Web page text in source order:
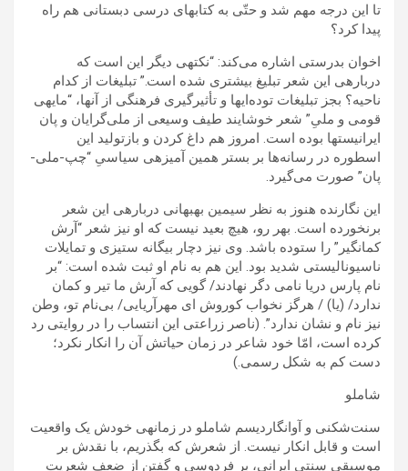
تا این درجه مهم شد و حتّی به کتابهای درسی دبستانی هم راه
پیدا کرد؟
اخوان بدرستی اشاره می‌کند: “نکته‍ی دیگر این است که
درباره‍ی این شعر تبلیغ بیشتری شده است.” تبلیغات از کدام
ناحیه؟ بجز تبلیغات توده‌ایها و تأثیرگیری فرهنگی از آنها، “مایه‍ی
قومی و ملیِ” شعر خوشایند طیف وسیعی از ملی‌گرایان و پان
ایرانیستها بوده است. امروز هم داغ کردن و بازتولید این
اسطوره در رسانه‌ها بر بستر همین آمیزه‍ی سیاسیِ “چپ-ملی-
پان” صورت می‌گیرد.
این نگارنده هنوز به نظر سیمین بهبهانی درباره‍ی این شعر
برنخورده است. بهر رو، هیچ بعید نیست که او نیز شعر “آرش
کمانگیر” را ستوده باشد. وی نیز دچار بیگانه ستیزی و تمایلات
ناسیونالیستی شدید بود. این هم به نام او ثبت شده است: “بر
نام پارس دریا نامی دگر نهادند/ گویی که آرش ما تیر و کمان
ندارد/ (یا) / هرگز نخواب کوروش ای مهرآریایی/ بی‌نام تو، وطن
نیز نام و نشان ندارد”. (ناصر زراعتی این انتساب را در روایتی رد
کرده است، امّا خود شاعر در زمان حیاتش آن را انکار نکرد؛
دست کم به شکل رسمی.)
شاملو
سنت‌شکنی و آوانگاردیسم شاملو در زمانه‍ی خودش یک واقعیت
است و قابل انکار نیست. از شعرش که بگذریم، با نقدش بر
موسیقی سنتی ایرانی، بر فردوسی و گفتن از ضعفِ شعریتِ